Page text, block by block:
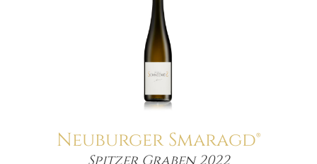
Neuburger Smaragd®
Menge